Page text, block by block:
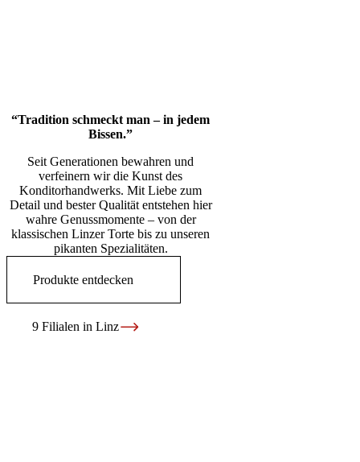
“Tradition schmeckt man – in jedem
Bissen.”
Seit Generationen bewahren und
verfeinern wir die Kunst des
Konditorhandwerks. Mit Liebe zum
Detail und bester Qualität entstehen hier
wahre Genussmomente – von der
klassischen Linzer Torte bis zu unseren
pikanten Spezialitäten.
Produkte entdecken
9 Filialen in Linz